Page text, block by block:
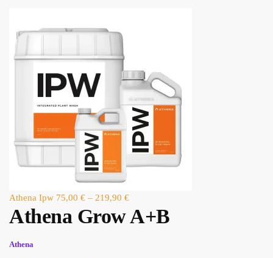
Athena Ipw 75,00 € – 219,90 €
Athena Grow A+B
Athena